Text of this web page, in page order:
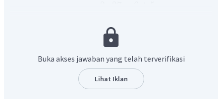
53
Jadi, nilai suku banyak tersebut pada
Buka akses jawaban yang telah terverifikasi
Lihat Iklan